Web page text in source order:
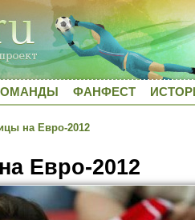
ФАНФЕСТ
на Евро-2012
Евро-2012